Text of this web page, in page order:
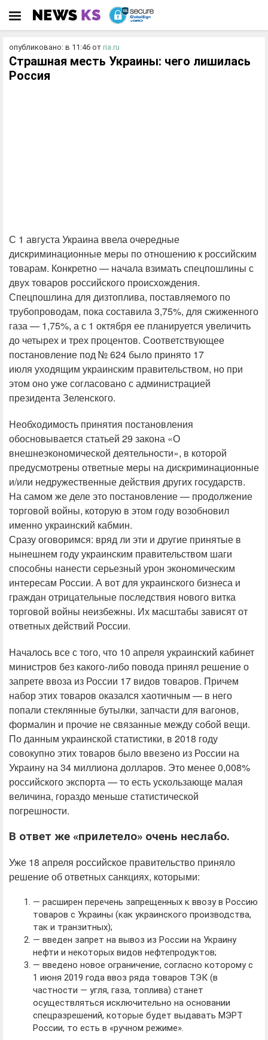
опубликовано: в 11:46 от ria.ru
Страшная месть Украины: чего лишилась
Россия
С 1 августа Украина ввела очередные
дискриминационные меры по отношению к российским
товарам. Конкретно — начала взимать спецпошлины с
двух товаров российского происхождения.
Спецпошлина для дизтоплива, поставляемого по
трубопроводам, пока составила 3,75%, для сжиженного
газа — 1,75%, а с 1 октября ее планируется увеличить
до четырех и трех процентов. Соответствующее
постановление под № 624 было принято 17
июля уходящим украинским правительством, но при
этом оно уже согласовано с администрацией
президента Зеленского.
Необходимость принятия постановления
обосновывается статьей 29 закона «О
внешнеэкономической деятельности», в которой
предусмотрены ответные меры на дискриминационные
и/или недружественные действия других государств.
На самом же деле это постановление — продолжение
торговой войны, которую в этом году возобновил
именно украинский кабмин.
Сразу оговоримся: вряд ли эти и другие принятые в
нынешнем году украинским правительством шаги
способны нанести серьезный урон экономическим
интересам России. А вот для украинского бизнеса и
граждан отрицательные последствия нового витка
торговой войны неизбежны. Их масштабы зависят от
ответных действий России.
Началось все с того, что 10 апреля украинский кабинет
министров без какого-либо повода принял решение о
запрете ввоза из России 17 видов товаров. Причем
набор этих товаров оказался хаотичным — в него
попали стеклянные бутылки, запчасти для вагонов,
формалин и прочие не связанные между собой вещи.
По данным украинской статистики, в 2018 году
совокупно этих товаров было ввезено из России на
Украину на 34 миллиона долларов. Это менее 0,008%
российского экспорта — то есть ускользающе малая
величина, гораздо меньше статистической
погрешности.
В ответ же «прилетело» очень неслабо.
Уже 18 апреля российское правительство приняло
решение об ответных санкциях, которыми:
— расширен перечень запрещенных к ввозу в Россию
товаров с Украины (как украинского производства,
так и транзитных);
— введен запрет на вывоз из России на Украину
нефти и некоторых видов нефтепродуктов;
— введено новое ограничение, согласно которому с
1 июня 2019 года ввоз ряда товаров ТЭК (в
частности — угля, газа, топлива) станет
осуществляться исключительно на основании
спецразрешений, которые будет выдавать МЭРТ
России, то есть в «ручном режиме».